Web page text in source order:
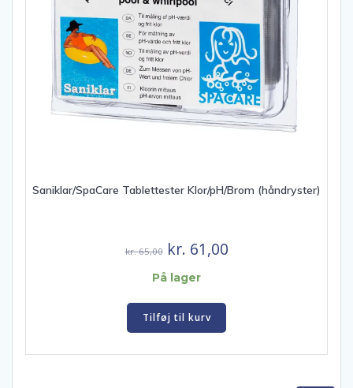
Saniklar/SpaCare Tablettester Klor/pH/Brom (håndryster)
kr.65,00 Den
oprindelige
var:
kr. 65,00.
kr. 61,00Den
På lager
Tilføj til kurv